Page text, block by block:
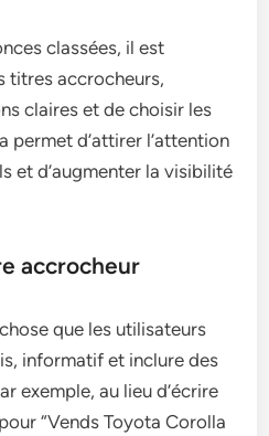
classées, il est
titres accrocheurs,
claires et de choisir les
permet d’attirer l’attention
et d’augmenter la visibilité
accrocheur
que les utilisateurs
informatif et inclure des
exemple, au lieu d’écrire
“Vends Toyota Corolla